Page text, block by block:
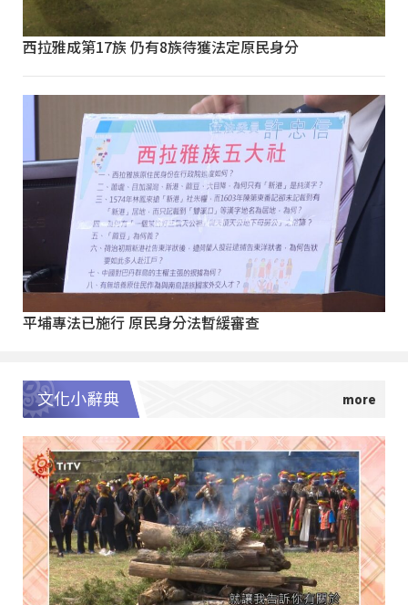
西拉雅成第17族 仍有8族待獲法定原民身分
平埔專法已施行 原民身分法暫緩審查
文化小辭典